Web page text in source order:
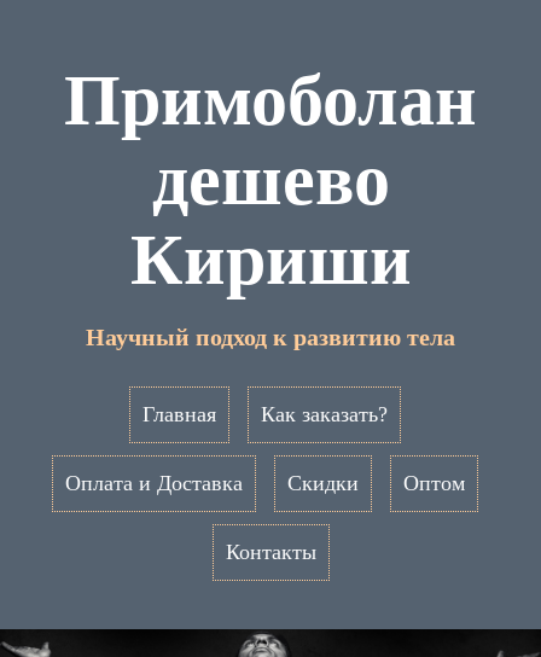
Примоболан
дешево
Кириши
Научный подход к развитию тела
Главная Как заказать?
Оплата и Доставка Скидки Оптом
Контакты